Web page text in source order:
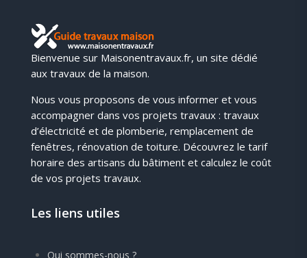
Bienvenue sur Maisonentravaux.fr, un site dédié
aux travaux de la maison.
Nous vous proposons de vous informer et vous
accompagner dans vos projets travaux : travaux
d’électricité et de plomberie, remplacement de
fenêtres, rénovation de toiture. Découvrez le tarif
horaire des artisans du bâtiment et calculez le coût
de vos projets travaux.
Les liens utiles
Qui sommes-nous ?